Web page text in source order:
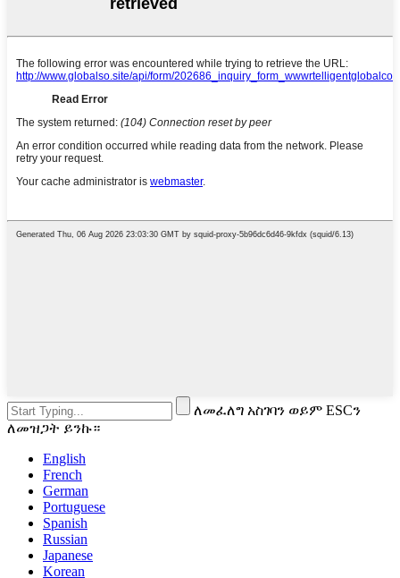
ለመፈለግ አስገባን ወይም ESCን
ለመዝጋት ይንኩ።
English
French
German
Portuguese
Spanish
Russian
Japanese
Korean